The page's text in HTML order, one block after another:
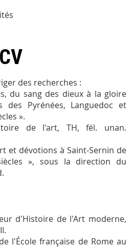
des recherches :
du sang des dieux à la gloire
des Pyrénées, Languedoc et
».
de l'art, TH, fél. unan.
et dévotions à Saint-Sernin de
siècles », sous la direction du
d'Histoire de l'Art moderne,
l'École française de Rome au